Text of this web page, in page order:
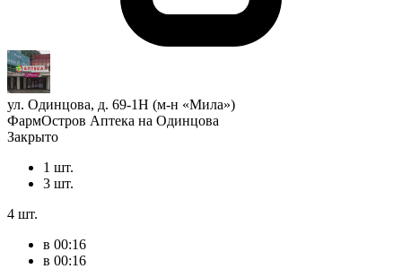
ул. Одинцова, д. 69-1Н (м-н «Мила»)
ФармОстров Аптека на Одинцова
Закрыто
1 шт.
3 шт.
4 шт.
в 00:16
в 00:16